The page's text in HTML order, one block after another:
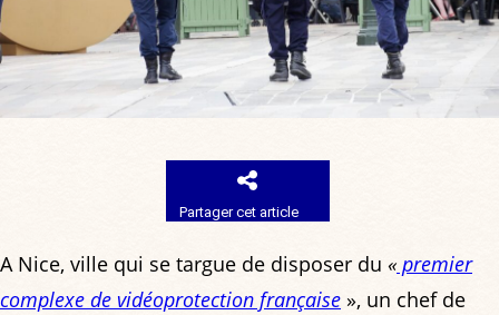
Partager cet article
A Nice, ville qui se targue de disposer du « premier
complexe de vidéoprotection française », un chef de